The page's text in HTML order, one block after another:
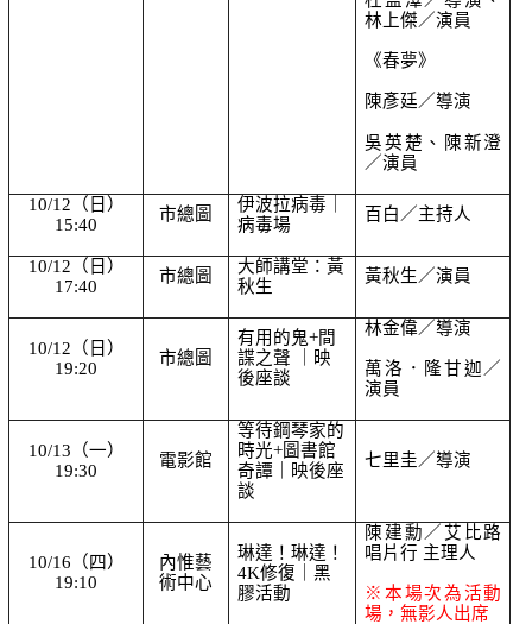
林上傑／演員
《春夢》
陳彥廷／導演
吳英楚、陳新澄
／演員
10/12（日）
15:40
市總圖
伊波拉病毒｜
病毒場
百白／主持人
10/12（日）
17:40
市總圖
大師講堂：黃
秋生
黃秋生／演員
10/12（日）
19:20
市總圖
有用的鬼+間
諜之聲 ｜映
後座談
林金偉／導演
萬洛．隆甘迦／
演員
10/13（一）
19:30
電影館
等待鋼琴家的
時光+圖書館
奇譚｜映後座
談
七里圭／導演
10/16（四）
19:10
內惟藝
術中心
琳達！琳達！
4K修復｜黑
膠活動
陳建勳／艾比路
唱片行 主理人
※本場次為活動
場，無影人出席